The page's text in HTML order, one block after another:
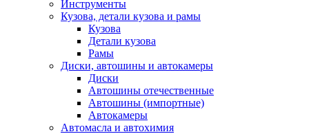
Инструменты
Кузова, детали кузова и рамы
Кузова
Детали кузова
Рамы
Диски, автошины и автокамеры
Диски
Автошины отечественные
Автошины (импортные)
Автокамеры
Автомасла и автохимия